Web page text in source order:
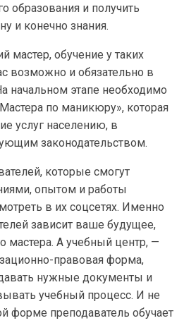
образования и получить
и конечно знания.
мастер, обучение у таких
возможно и обязательно в
начальном этапе необходимо
по маникюру», которая
услуг населению, в
законодательством.
которые смогут
опытом и работы
в их соцсетях. Именно
зависит ваше будущее,
мастера. А учебный центр, —
правовая форма,
нужные документы и
учебный процесс. И не
форме преподаватель обучает